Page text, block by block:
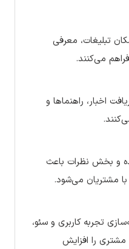
تبلیغات، معرفی
می‌کنند.
اخبار، راهنماها و
و بخش نظرات باعث
با مشتریان می‌شود.
تجربه کاربری و سئو،
مشتری را افزایش